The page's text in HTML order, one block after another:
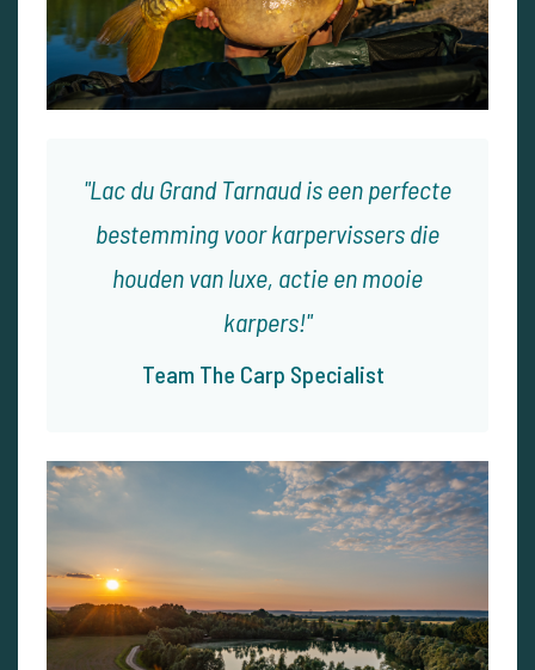
Lac du Grand Tarnaud is een perfecte
bestemming voor karpervissers die
houden van luxe, actie en mooie
karpers!
Team The Carp Specialist